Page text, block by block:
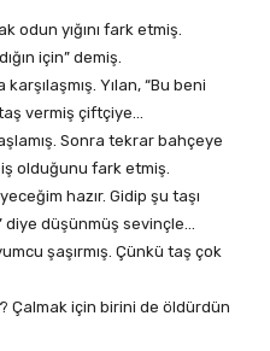
odun yığını fark etmiş.
için” demiş.
Yılan, “Bu beni
vermiş çiftçiye…
Sonra tekrar bahçeye
olduğunu fark etmiş.
hazır. Gidip şu taşı
diye düşünmüş sevinçle…
şaşırmış. Çünkü taş çok
Çalmak için birini de öldürdün